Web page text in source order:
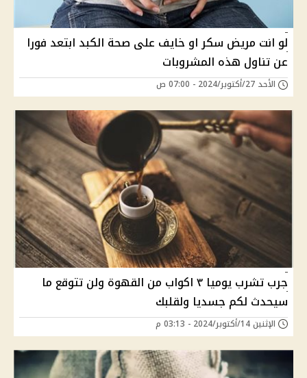
لو انت مريض سكر او خايف على صحة الكبد ابتعد فورا
عن تناول هذه المشروبات
الأحد 27/أكتوبر/2024 - 07:00 ص
جرب تشرب يوميا ٣ اكواب من القهوة ولن تتوقع ما
سيحدث لكم جسديا ولقلبك
الإثنين 14/أكتوبر/2024 - 03:13 م